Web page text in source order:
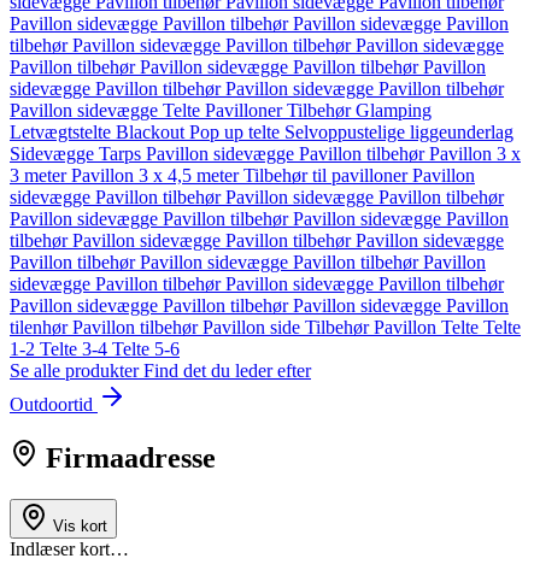
Pavillon sidevægge Pavillon tilbehørPavillon sidevægge Pavillon
tilbehørPavillon sidevægge Pavillon tilbehørPavillon sidevægge
Pavillon tilbehørPavillon sidevægge Pavillon tilbehørPavillon
sidevægge Pavillon tilbehørPavillon sidevægge Pavillon tilbehør
Pavillon sidevægge Telte PavillonerTilbehørGlamping
Letvægtstelte Blackout Pop up telte Selvoppustelige liggeunderlag
Sidevægge Tarps Pavillon sidevægge Pavillon tilbehørPavillon 3 x
3 meterPavillon 3 x 4,5 meterTilbehør til pavillonerPavillon
sidevægge Pavillon tilbehørPavillon sidevægge Pavillon tilbehør
Pavillon sidevægge Pavillon tilbehørPavillon sidevægge Pavillon
tilbehørPavillon sidevægge Pavillon tilbehørPavillon sidevægge
Pavillon tilbehørPavillon sidevægge Pavillon tilbehørPavillon
sidevægge Pavillon tilbehørPavillon sidevægge Pavillon tilbehør
Pavillon sidevægge Pavillon tilbehørPavillon sidevægge Pavillon
tilenhørPavillon tilbehørPavillon side TilbehørPavillon Telte Telte
1-2 Telte 3-4 Telte 5-6
Se alle produkterFind det du leder efter
Outdoortid
Firmaadresse
Vis kort
Indlæser kort…